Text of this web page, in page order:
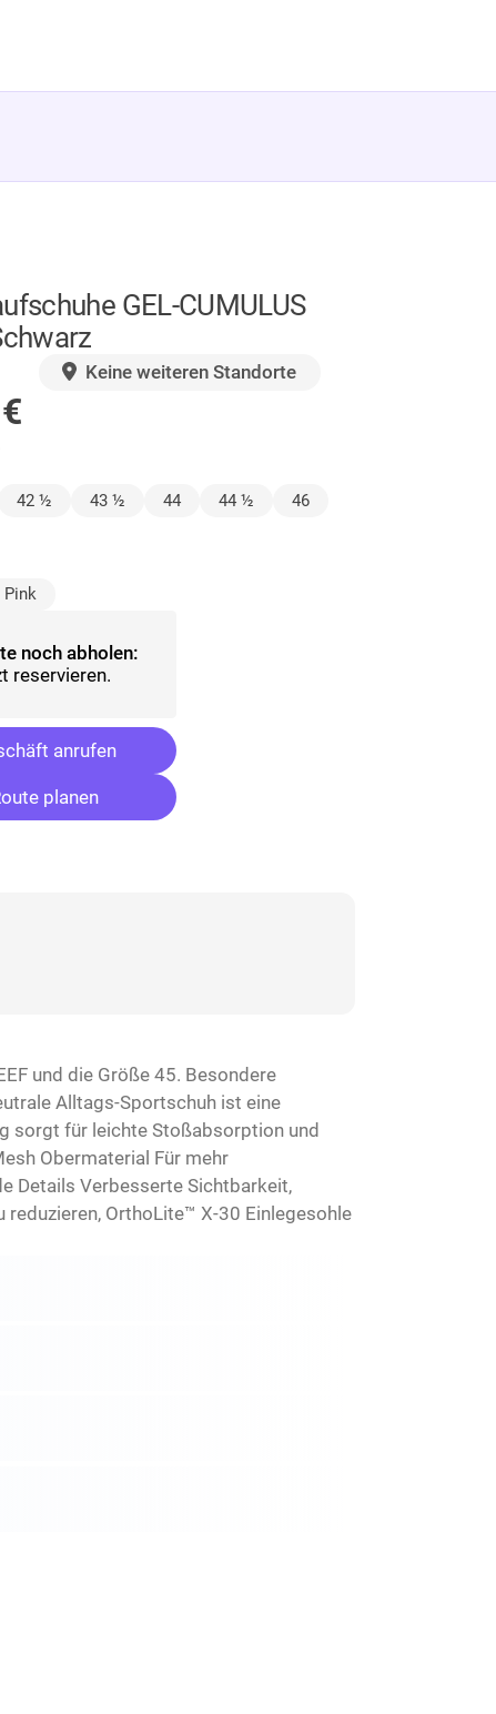
GEL-CUMULUS
Keine weiteren Standorte
€
42 ½ 43 ½ 44 44 ½
46
Pink
noch abholen:
reservieren.
anrufen
planen
und die Größe 45. Besondere
Alltags-Sportschuh ist eine
sorgt für leichte Stoßabsorption und
Obermaterial Für mehr
Details Verbesserte Sichtbarkeit,
OrthoLite™ X-30 Einlegesohle